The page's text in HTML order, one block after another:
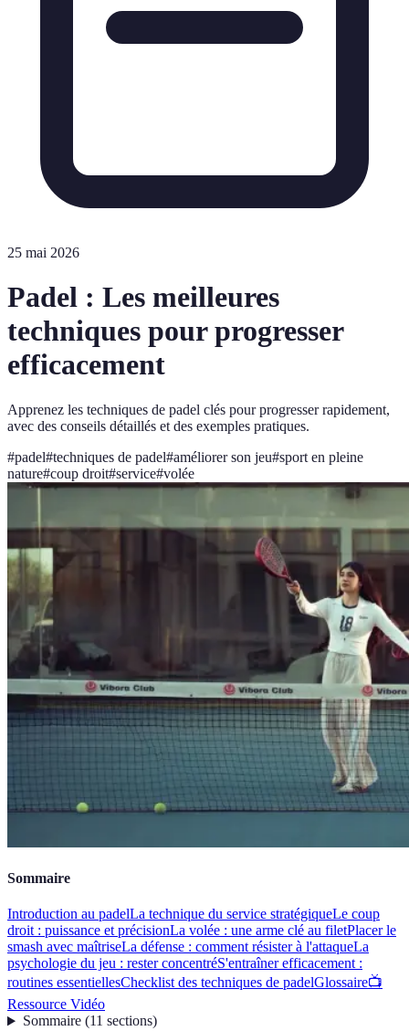
25 mai 2026
Padel : Les meilleures
techniques pour progresser
efficacement
Apprenez les techniques de padel clés pour progresser rapidement,
avec des conseils détaillés et des exemples pratiques.
#padel#techniques de padel#améliorer son jeu#sport en pleine
nature#coup droit#service#volée
Sommaire
Introduction au padelLa technique du service stratégiqueLe coup
droit : puissance et précisionLa volée : une arme clé au filetPlacer le
smash avec maîtriseLa défense : comment résister à l'attaqueLa
psychologie du jeu : rester concentréS'entraîner efficacement :
routines essentiellesChecklist des techniques de padelGlossaire📺
Ressource Vidéo
Sommaire(11 sections)